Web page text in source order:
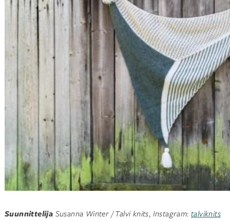
Suunnittelija Susanna Winter / Talvi knits, Instagram: talviknits